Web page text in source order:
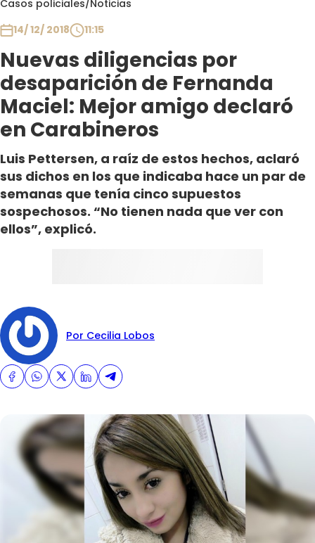
Casos policiales/Noticias
14/ 12/ 2018
11:15
Nuevas diligencias por
desaparición de Fernanda
Maciel: Mejor amigo declaró
en Carabineros
Luis Pettersen, a raíz de estos hechos, aclaró
sus dichos en los que indicaba hace un par de
semanas que tenía cinco supuestos
sospechosos. “No tienen nada que ver con
ellos”, explicó.
Por Cecilia Lobos
Club De La Comedia
Contigo en Directo
Plan Perfecto
El Tiempo
Sabingo
Todos Los Programas